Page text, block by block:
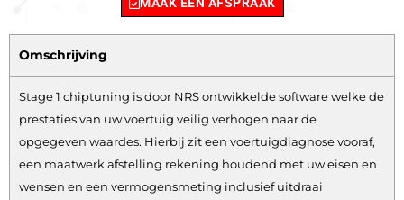
Omschrijving
Stage 1 chiptuning is door NRS ontwikkelde software welke de
prestaties van uw voertuig veilig verhogen naar de
opgegeven waardes. Hierbij zit een voertuigdiagnose vooraf,
een maatwerk afstelling rekening houdend met uw eisen en
wensen en een vermogensmeting inclusief uitdraai